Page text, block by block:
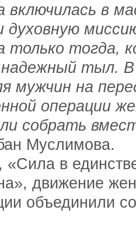
включилась в
только тогда,
надежный тыл.
мужчин на
операции
собрать
Муслимова.
«Сила в
движение
объединили